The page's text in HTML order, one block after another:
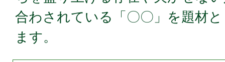
合わされている「〇〇」を題材
ます。